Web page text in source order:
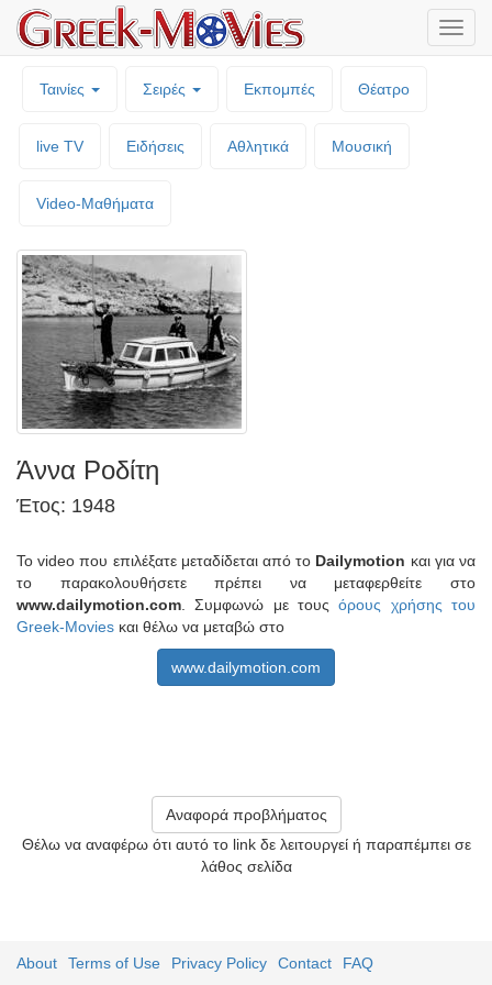
Ταινίες Σειρές Εκπομπές Θέατρο
live TV Ειδήσεις Αθλητικά Μουσική
Video-Mαθήματα
Άννα Ροδίτη
Έτος: 1948
Το video που επιλέξατε μεταδίδεται από το Dailymotion και για να
το παρακολουθήσετε πρέπει να μεταφερθείτε στο
www.dailymotion.com . Συμφωνώ με τουςόρους χρήσης του
Greek-Movies και θέλω να μεταβώ στο
www.dailymotion.com
Αναφορά προβλήματος
Θέλω να αναφέρω ότι αυτό το link δε λειτουργεί ή παραπέμπει σε
λάθος σελίδα
About Terms of Use Privacy Policy Contact FAQ